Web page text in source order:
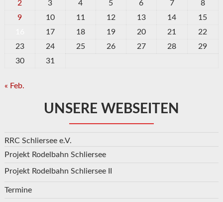
2
3 4 5 6 7
8
9
10 11 12 13 14
15
17 18 19 20 21
22
23
24 25 26 27 28
29
30
31
« Feb.
UNSERE WEBSEITEN
RRC Schliersee e.V.
Projekt Rodelbahn Schliersee
Projekt Rodelbahn Schliersee II
Termine